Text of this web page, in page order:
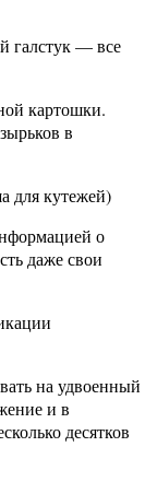
галстук — все
картошки.
в
для кутежей)
о
даже свои
на удвоенный
и в
десятков